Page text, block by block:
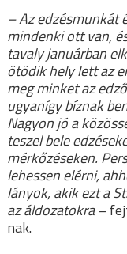
– Az edzésmunkát
mindenki ott van,
tavaly januárban
ötödik hely lett az
meg minket az
ugyanígy bíznak
Nagyon jó a
teszel bele
mérkőzéseken.
lehessen elérni,
lányok, akik ezt a
az áldozatokra–
nak.